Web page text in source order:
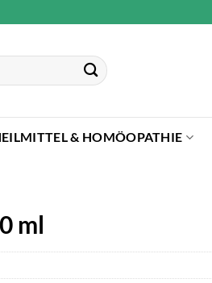
& HOMÖOPATHIE
ml